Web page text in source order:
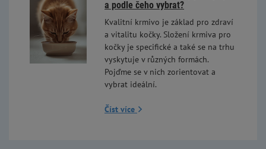
a podle čeho vybrat?
Kvalitní krmivo je základ pro zdraví
a vitalitu kočky. Složení krmiva pro
kočky je specifické a také se na trhu
vyskytuje v různých formách.
Pojďme se v nich zorientovat a
vybrat ideální.
Číst více